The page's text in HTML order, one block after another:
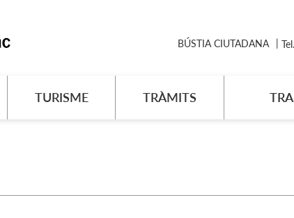
TURISME TRÀMITS
BÚSTIA CIUTADANA